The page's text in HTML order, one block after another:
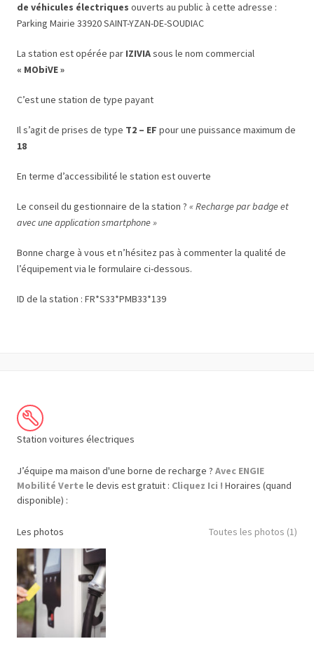
de véhicules électriques ouverts au public à cette adresse :
Parking Mairie 33920 SAINT-YZAN-DE-SOUDIAC
La station est opérée par IZIVIAsous le nom commercial
« MObiVE »
C’est une station de type payant
Il s’agit de prises de type T2 – EF pour une puissance maximum de
18
En terme d’accessibilité le station est ouverte
Le conseil du gestionnaire de la station ? « Recharge par badge et
avec une application smartphone »
Bonne charge à vous et n’hésitez pas à commenter la qualité de
l’équipement via le formulaire ci-dessous.
ID de la station : FR*S33*PMB33*139
Station voitures électriques
J’équipe ma maison d'une borne de recharge ? Avec ENGIE
Mobilité Verte le devis est gratuit : Cliquez Ici ! Horaires (quand
disponible) :
Les photos Toutes les photos (1)